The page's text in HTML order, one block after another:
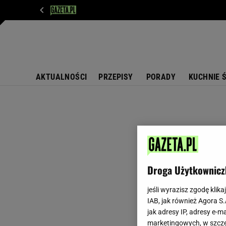
AKTUALNOŚCI PRZEPISY PORADY KUCHNIE
Droga
jeśli wyrazisz zgodę
IAB, jak również Agora
jak adresy IP, adresy e-
marketingowych, w